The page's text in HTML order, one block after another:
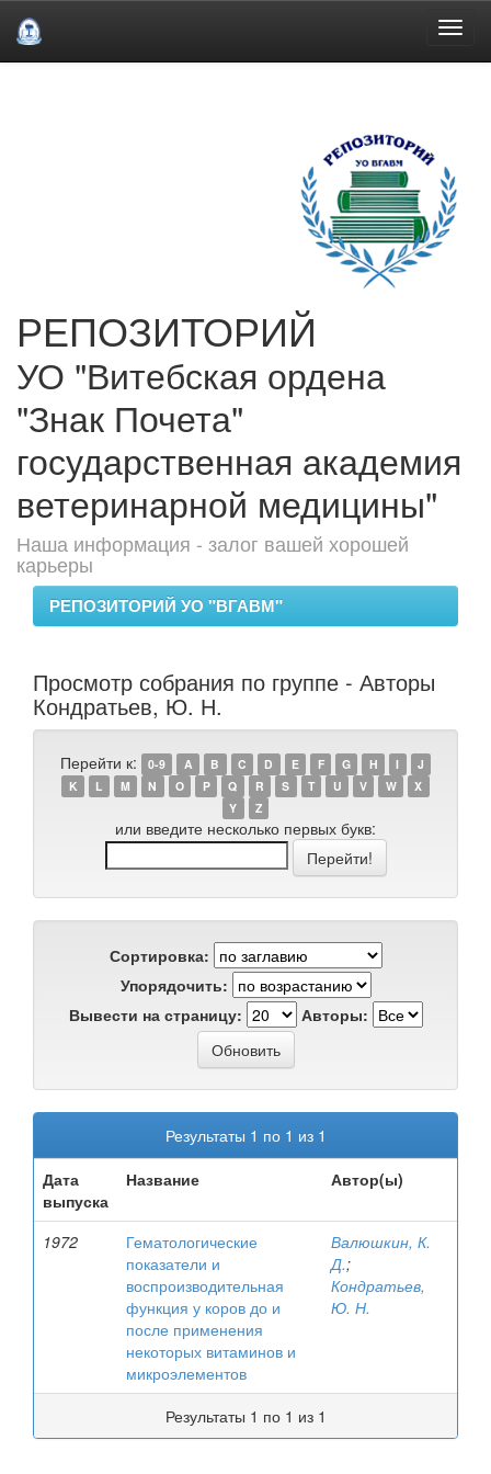
РЕПОЗИТОРИЙ
УО "Витебская ордена
"Знак Почета"
государственная академия
ветеринарной медицины"
Наша информация - залог вашей хорошей
карьеры
РЕПОЗИТОРИЙ УО "ВГАВМ"
Просмотр собрания по группе - Авторы
Кондратьев, Ю. Н.
Перейти к: 0-9 A B C D E F G H I
J
K
L M N O P Q R S T U V W
X
Y
Z
или введите несколько первых букв:
Сортировка:
Упорядочить:
Вывести на страницу:
Авторы:
Результаты 1 по 1 из 1
Дата
выпуска
Название Автор(ы)
1972
Гематологические
показатели и
воспроизводительная
функция у коров до и
после применения
некоторых витаминов и
микроэлементов
Валюшкин, К.
Д.;
Кондратьев,
Ю. Н.
Результаты 1 по 1 из 1